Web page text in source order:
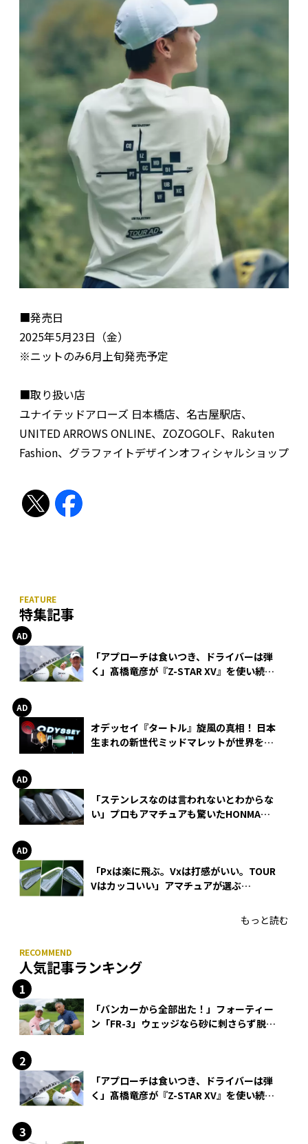
■発売日
2025年5月23日（金）
※ニットのみ6月上旬発売予定
■取り扱い店
ユナイテッドアローズ 日本橋店、名古屋駅店、
UNITED ARROWS ONLINE、ZOZOGOLF、Rakuten
Fashion、グラファイトデザインオフィシャルショップ
特集記事
「アプローチは食いつき、ドライバーは弾
く」髙橋竜彦が『Z-STAR XV』を使い続け
オデッセイ『タートル』旋風の真相！ 日本
生まれの新世代ミッドマレットが世界を席
「ステンレスなのは言われないとわからな
い」プロもアマチュアも驚いたHONMA
「Pxは楽に飛ぶ。Vxは打感がいい。TOUR
Vはカッコいい」アマチュアが選ぶ
もっと読む
人気記事ランキング
「バンカーから全部出た！」フォーティー
ン「FR-3」ウェッジなら砂に刺さらず脱出
「アプローチは食いつき、ドライバーは弾
く」髙橋竜彦が『Z-STAR XV』を使い続け